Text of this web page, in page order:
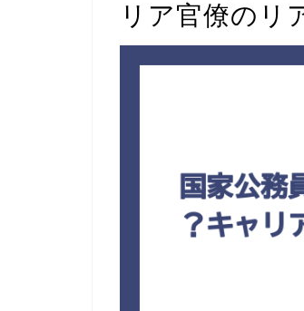
リア官僚のリ